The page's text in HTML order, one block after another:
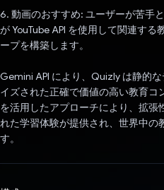
6. 動画のおすすめ: ユーザーが苦手
が YouTube API を使用して関連す
ープを構築します。
Gemini API により、Quizly は静的
イズされた正確で価値の高い教育コ
を活用したアプローチにより、拡
れた学習体験が提供され、世界中の
す。